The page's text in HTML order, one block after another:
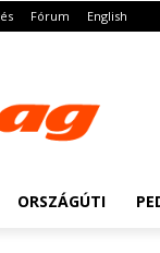
Fórum English
ORSZÁGÚTI